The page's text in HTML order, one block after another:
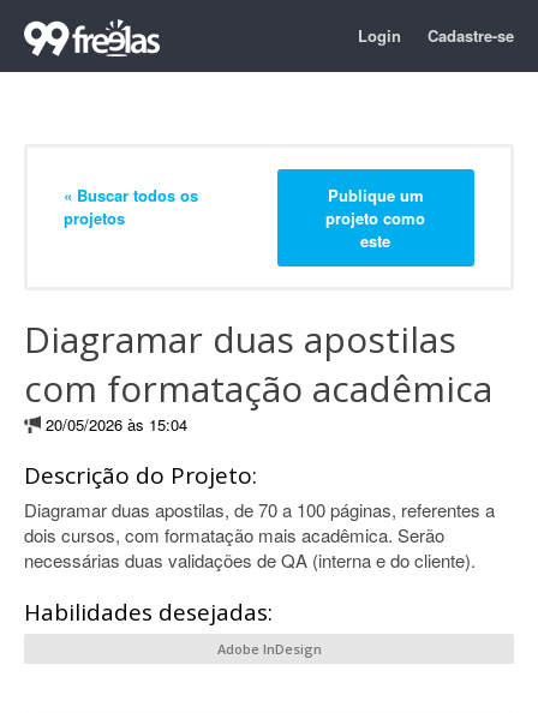
Login Cadastre-se
« Buscar todos os
projetos
Publique um
projeto como
este
Diagramar duas apostilas
com formatação acadêmica
20/05/2026 às 15:04
Descrição do Projeto:
Diagramar duas apostilas, de 70 a 100 páginas, referentes a
dois cursos, com formatação mais acadêmica. Serão
necessárias duas validações de QA (interna e do cliente).
Habilidades desejadas:
Adobe InDesign